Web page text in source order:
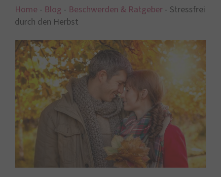
Home - Blog - Beschwerden & Ratgeber - Stressfrei
durch den Herbst